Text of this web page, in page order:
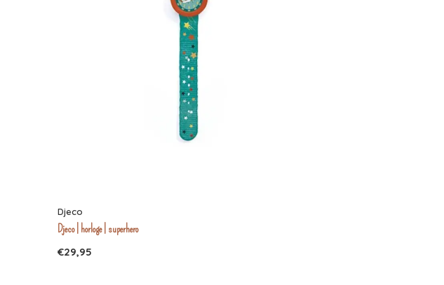
Djeco
Djeco | horloge | superhero
€29,95